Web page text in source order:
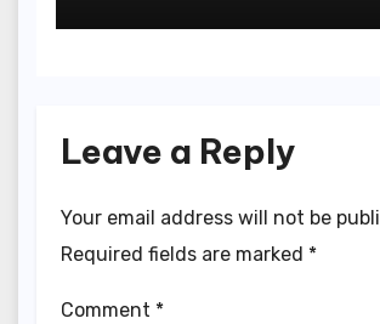
Leave a Reply
Your email address will not be
Required fields are marked *
Comment *